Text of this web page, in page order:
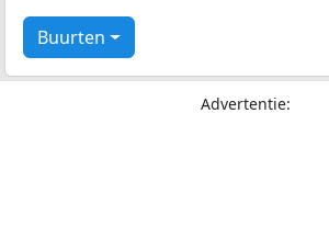
Buurten
Advertentie: